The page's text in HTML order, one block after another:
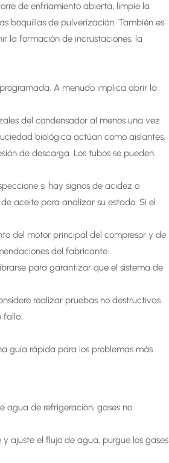
de enfriamiento abierta, limpie la
boquillas de pulverización. También es
la formación de incrustaciones, la
A menudo implica abrir la
del condensador al menos una vez
biológica actúan como aislantes,
de descarga. Los tubos se pueden
si hay signos de acidez o
aceite para analizar su estado. Si el
del motor principal del compresor y de
del fabricante.
para garantizar que el sistema de
realizar pruebas no destructivas
fallo.
guía rápida para los problemas más
agua de refrigeración, gases no
ajuste el flujo de agua, purgue los gases